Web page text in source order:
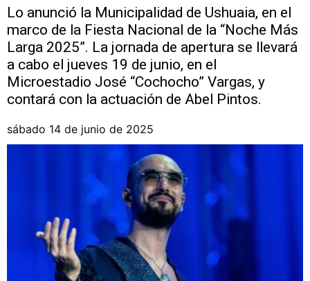
Lo anunció la Municipalidad de Ushuaia, en el
marco de la Fiesta Nacional de la “Noche Más
Larga 2025”. La jornada de apertura se llevará
a cabo el jueves 19 de junio, en el
Microestadio José “Cochocho” Vargas, y
contará con la actuación de Abel Pintos.
sábado 14 de junio de 2025